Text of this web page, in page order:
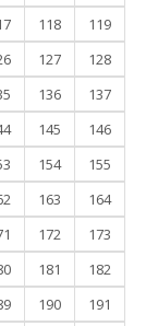
118
119
127
128
136
137
145
146
154
155
163
164
172
173
181
182
190
191